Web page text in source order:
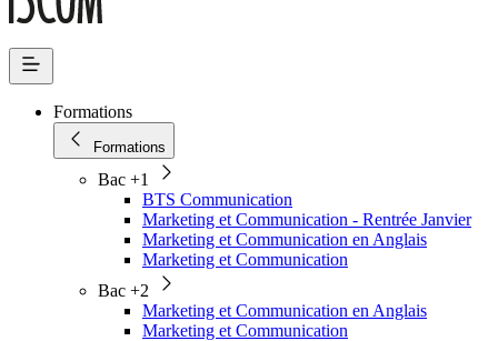
Formations
Formations
Bac +1
BTS Communication
Marketing et Communication - Rentrée Janvier
Marketing et Communication en Anglais
Marketing et Communication
Bac +2
Marketing et Communication en Anglais
Marketing et Communication